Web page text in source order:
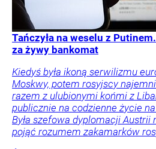
Tańczyła na weselu z
za żywy bankomat
Kiedyś była ikoną serwilizmu
Moskwy, potem rosyjscy
razem z ulubionymi końmi z
publicznie na codzienne życie
Była szefowa dyplomacji Austrii
pojąć rozumem zakamarków